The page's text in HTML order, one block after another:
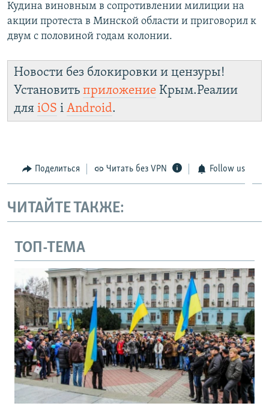
Кудина виновным в сопротивлении милиции на
акции протеста в Минской области и приговорил к
двум с половиной годам колонии.
Новости без блокировки и цензуры!
Установить приложение Крым.Реалии
для iOS і Android.
Поделиться Читать без VPN Follow us
ЧИТАЙТЕ ТАКЖЕ:
ТОП-ТЕМА